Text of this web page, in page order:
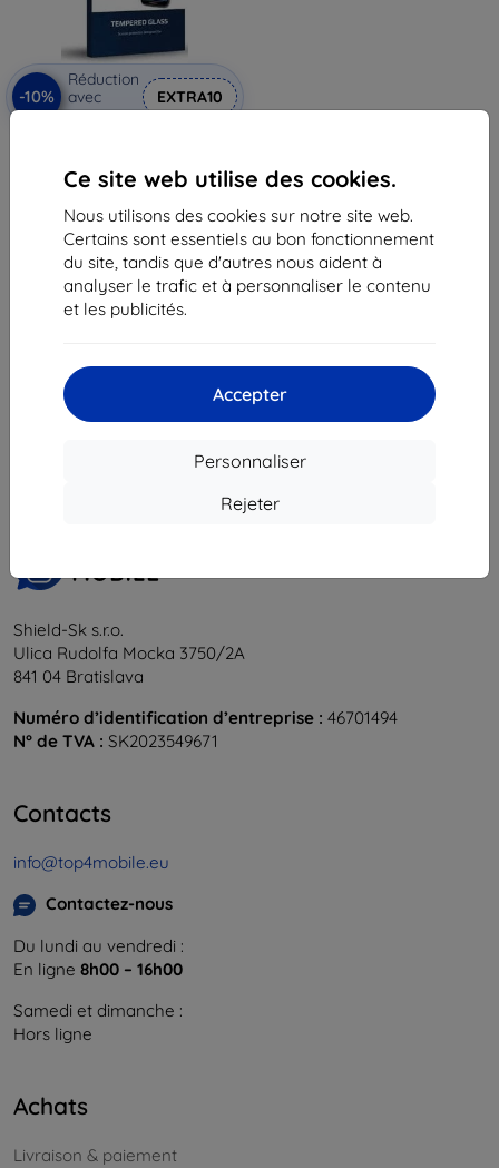
Ce site web utilise des cookies.
Nous utilisons des cookies sur notre site web.
Certains sont essentiels au bon fonctionnement
du site, tandis que d'autres nous aident à
analyser le trafic et à personnaliser le contenu
et les publicités.
Accepter
Personnaliser
Rejeter
-10%
Réduction
avec
coupon
EXTRA10
Trend 2 Lite, 0.33 mm
8,92 €
Dernier article en stock
du total
Shield-Sk s.r.o.
Ulica Rudolfa Mocka 3750/2A
841 04 Bratislava
Numéro d’identification d’entreprise : 46701494
N° de TVA : SK2023549671
Contacts
info@top4mobile.eu
Contactez-nous
Du lundi au vendredi :
En ligne 8h00 – 16h00
Samedi et dimanche :
Hors ligne
Achats
Livraison & paiement